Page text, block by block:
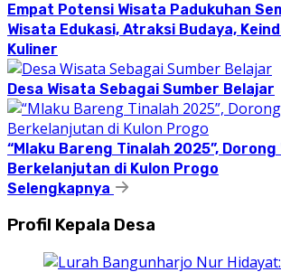
Empat Potensi Wisata Padukuhan
Wisata Edukasi, Atraksi Budaya,
Kuliner
Desa Wisata Sebagai Sumber Belajar
“Mlaku Bareng Tinalah 2025”, Dorong
Berkelanjutan di Kulon Progo
Selengkapnya
Profil Kepala Desa